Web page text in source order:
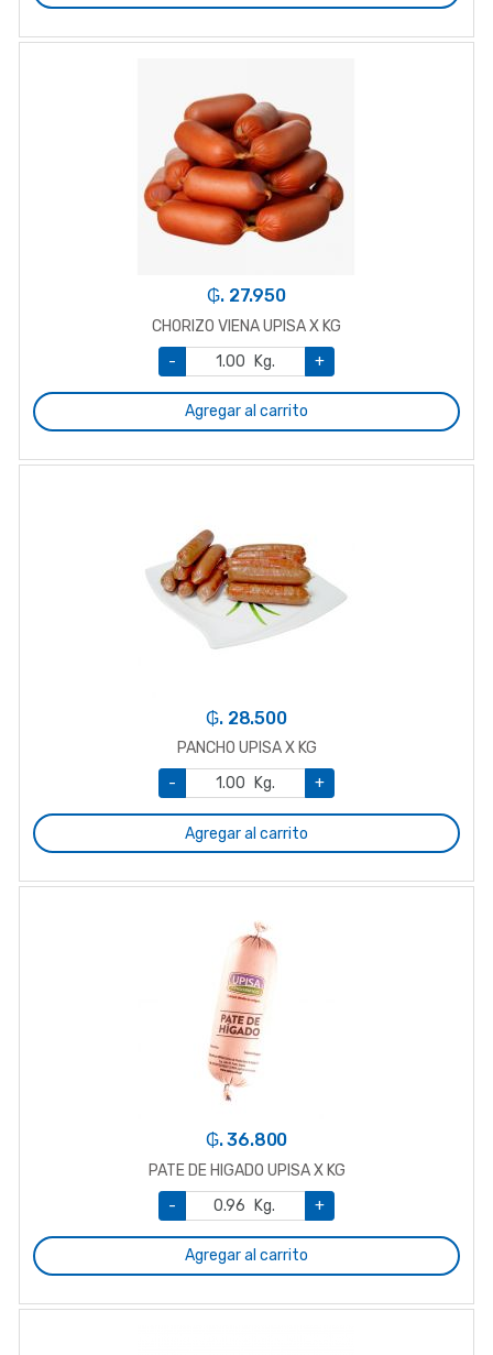
₲. 27.950
CHORIZO VIENA UPISA X KG
-
Kg. +
Agregar al carrito
₲. 28.500
PANCHO UPISA X KG
-
Kg. +
Agregar al carrito
₲. 36.800
PATE DE HIGADO UPISA X KG
-
Kg. +
Agregar al carrito